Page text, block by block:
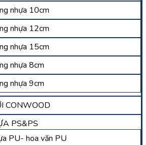
nhựa 10cm
nhựa 12cm
nhựa 15cm
nhựa 8cm
nhựa 9cm
CONWOOD
PS&PS
PU- hoa văn PU